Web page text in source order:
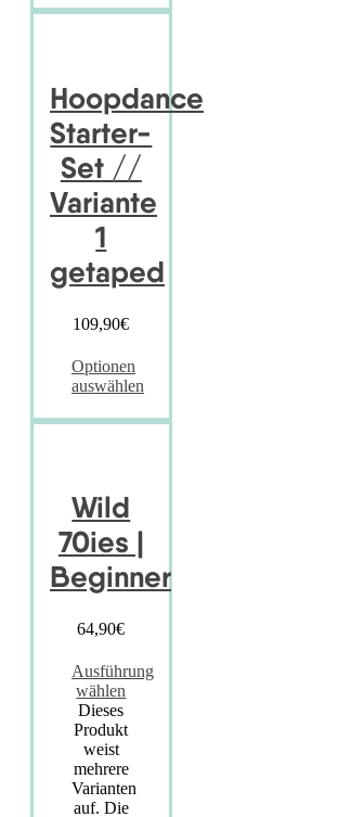
Hoopdance
Starter-
Set //
Variante
1
getaped
109,90€
Optionen
auswählen
Wild
70ies |
Beginner
64,90€
Ausführung
wählen
Dieses
Produkt
weist
mehrere
Varianten
auf. Die